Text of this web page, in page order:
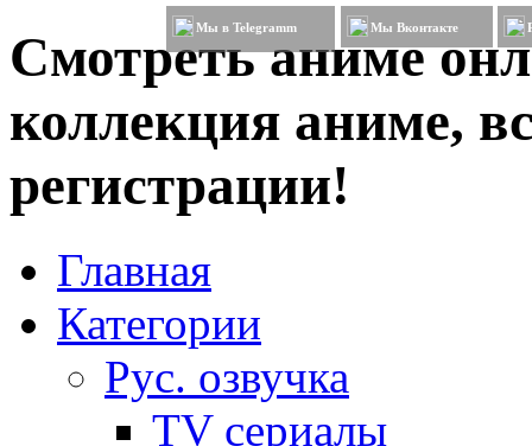
Смотреть аниме
коллекция аниме,
регистрации!
Мы в Telegramm Мы Вконтакте
Главная
Категории
Рус. озвучка
TV сериалы